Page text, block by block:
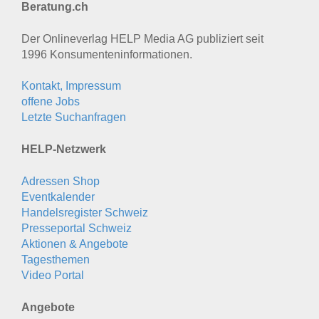
Beratung.ch
Der Onlineverlag HELP Media AG publiziert seit
1996 Konsumenten­informationen.
Kontakt, Impressum
offene Jobs
Letzte Suchanfragen
HELP-Netzwerk
Adressen Shop
Eventkalender
Handelsregister Schweiz
Presseportal Schweiz
Aktionen & Angebote
Tagesthemen
Video Portal
Angebote